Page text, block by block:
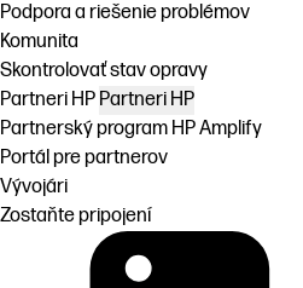
Podpora a riešenie problémov
Komunita
Skontrolovať stav opravy
Partneri HP Partneri HP
Partnerský program HP Amplify
Portál pre partnerov
Vývojári
Zostaňte pripojení